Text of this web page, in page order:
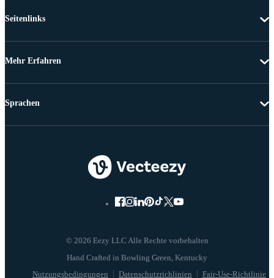
Seitenlinks
Mehr Erfahren
© 2026 Eezy LLC Alle Rechte vorbehalten
Nutzungsbedingungen Datenschutzrichlinien Fair-Use-Richtlinie
Sprachen